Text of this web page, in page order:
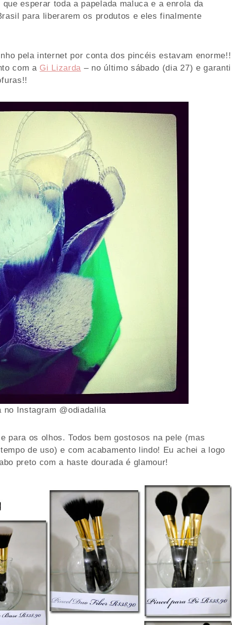
esperar toda a papelada maluca e a enrola da
para liberarem os produtos e eles finalmente
pela internet por conta dos pincéis estavam enorme!!
com a Gi Lizarda – no último sábado (dia 27) e garanti
no Instagram @odiadalila
para os olhos. Todos bem gostosos na pele (mas
de uso) e com acabamento lindo! Eu achei a logo
preto com a haste dourada é glamour!